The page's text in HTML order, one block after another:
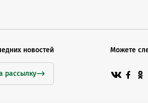
новостей
рассылку
Можете